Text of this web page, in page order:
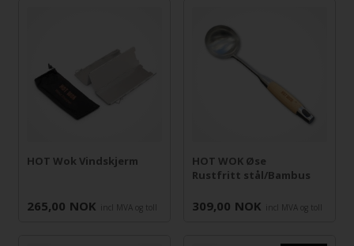
HOT Wok Vindskjerm
265,00 NOK incl MVA og toll
HOT WOK Øse
Rustfritt stål/Bambus
309,00 NOK incl MVA og toll